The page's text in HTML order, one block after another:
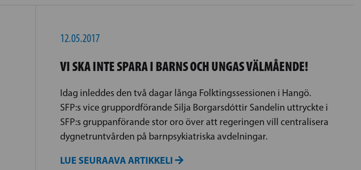
12.05.2017
VI SKA INTE SPARA I BARNS OCH UNGAS VÄLMÅENDE!
Idag inleddes den två dagar långa Folktingssessionen i Hangö.
SFP:s vice gruppordförande Silja Borgarsdóttir Sandelin uttryckte i
SFP:s gruppanförande stor oro över att regeringen vill centralisera
dygnetruntvården på barnpsykiatriska avdelningar.
LUE SEURAAVA ARTIKKELI